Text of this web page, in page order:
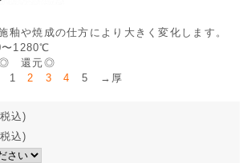
釉や焼成の仕方により大きく変化します。
〜1280℃
◎ 還元◎
1 2 3 4 5 →厚
込)
込)